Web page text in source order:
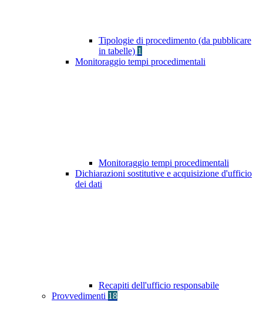
Tipologie di procedimento (da pubblicare
in tabelle) 1
Monitoraggio tempi procedimentali
Monitoraggio tempi procedimentali
Dichiarazioni sostitutive e acquisizione d'ufficio
dei dati
Recapiti dell'ufficio responsabile
Provvedimenti 18